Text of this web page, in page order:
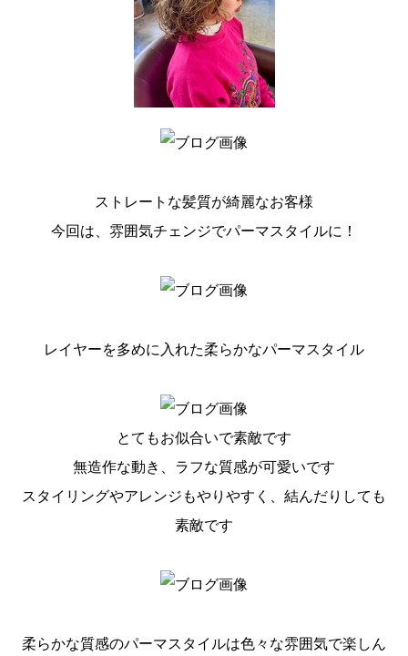
ストレートな髪質が綺麗なお客様
今回は、雰囲気チェンジでパーマスタイルに！
レイヤーを多めに入れた柔らかなパーマスタイル
とてもお似合いで素敵です
無造作な動き、ラフな質感が可愛いです
スタイリングやアレンジもやりやすく、結んだりしても
素敵です
柔らかな質感のパーマスタイルは色々な雰囲気で楽しん